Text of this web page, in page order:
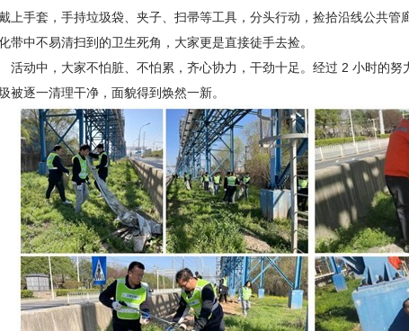
上手套，手持垃圾袋、夹子、扫帚等工具，分头行动，捡拾沿线公共管
带中不易清扫到的卫生死角，大家更是直接徒手去捡。
活动中，大家不怕脏、不怕累，齐心协力，干劲十足。经过 2 小时的
被逐一清理干净，面貌得到焕然一新。